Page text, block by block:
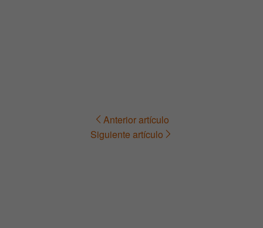
Navegación Anterior artículo
Siguiente artículo